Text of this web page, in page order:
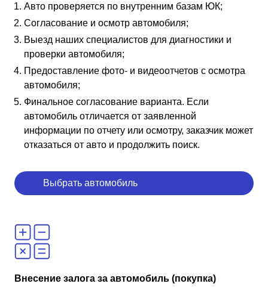
Авто проверяется по внутренним базам ЮК;
Согласование и осмотр автомобиля;
Выезд наших специалистов для диагностики и
проверки автомобиля;
Предоставление фото- и видеоотчетов с осмотра
автомобиля;
Финальное согласование варианта. Если
автомобиль отличается от заявленной
информации по отчету или осмотру, заказчик может
отказаться от авто и продолжить поиск.
Выбрать автомобиль
Внесение залога за автомобиль (покупка)